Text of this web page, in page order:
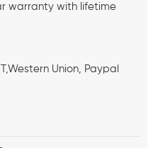
warranty with lifetime
T,Western Union, Paypal